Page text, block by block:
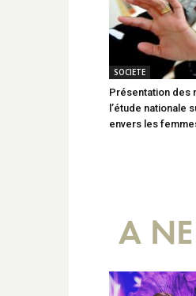
SOCIETE
Présentation des
l’étude nationale
envers les
A